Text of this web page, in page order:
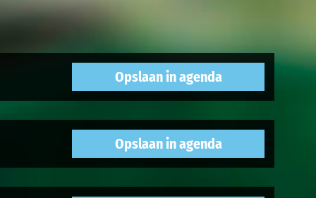
Opslaan in agenda
Opslaan in agenda